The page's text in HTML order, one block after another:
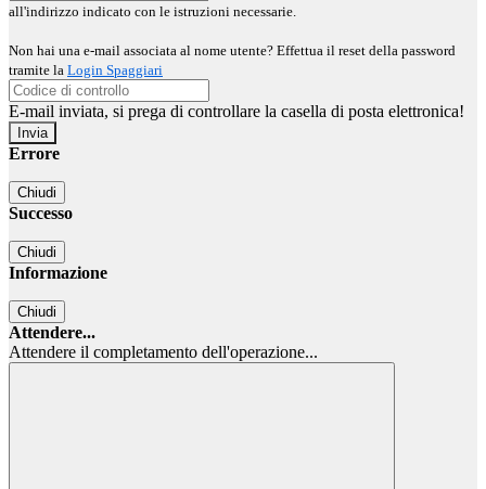
all'indirizzo indicato con le istruzioni necessarie.
Non hai una e-mail associata al nome utente? Effettua il reset della password
tramite la Login Spaggiari
E-mail inviata, si prega di controllare la casella di posta elettronica!
Errore
Chiudi
Successo
Chiudi
Informazione
Chiudi
Attendere...
Attendere il completamento dell'operazione...